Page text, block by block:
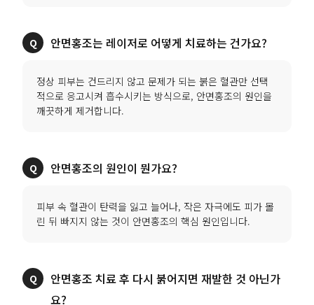
안면홍조는 레이저로 어떻게 치료하는 건가요?
정상 피부는 건드리지 않고 문제가 되는 붉은 혈관만 선택
적으로 응고시켜 흡수시키는 방식으로, 안면홍조의 원인을
깨끗하게 제거합니다.
안면홍조의 원인이 뭔가요?
피부 속 혈관이 탄력을 잃고 늘어나, 작은 자극에도 피가 몰
린 뒤 빠지지 않는 것이 안면홍조의 핵심 원인입니다.
안면홍조 치료 후 다시 붉어지면 재발한 것 아닌가
요?